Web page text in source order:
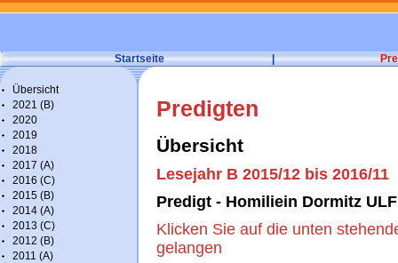
Startseite |
Übersicht
2021 (B)
2020
2019
2018
2017 (A)
2016 (C)
2015 (B)
2014 (A)
2013 (C)
2012 (B)
2011 (A)
Predigten
Übersicht
Lesejahr B 2015/12 bis 2016/11
Predigt - Homiliein Dormitz ULF
Klicken Sie auf die unten
gelangen